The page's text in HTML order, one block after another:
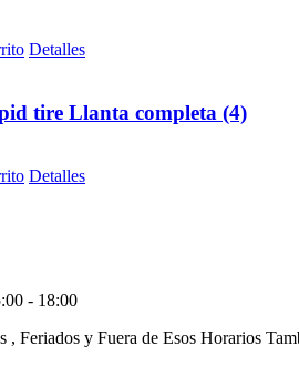
Detalles
tire Llanta completa (4)
Detalles
- 18:00
, Feriados y Fuera de Esos Horarios